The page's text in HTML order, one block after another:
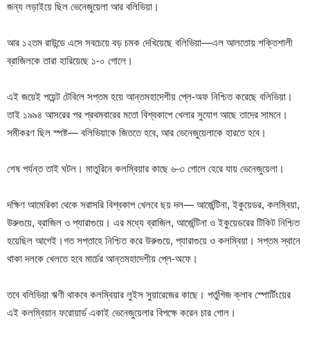
জন্য লড়াইয়ে ছিল ভেনেজুয়েলা আর বলিভিয়া।
আর ১২তম রাউন্ডে এসে সবচেয়ে বড় চমক দেখিয়েছে বলিভিয়া—এল আলতোয় শক্তিশালী
ব্রাজিলকে তারা হারিয়েছে ১-০ গোলে।
এই জয়েই পয়েন্ট টেবিলে সপ্তম হয়ে আন্তমহাদেশীয় প্লে-অফ নিশ্চিত করেছে বলিভিয়া।
তাই ১৯৯৪ আসরের পর প্রথমবারের মতো বিশ্বকাপে খেলার সুযোগ আছে তাদের সামনে।
সমীকরণ ছিল স্পষ্ট— বলিভিয়াকে জিততে হবে, আর ভেনেজুয়েলাকে হারতে হবে।
শেষ পর্যন্ত তাই ঘটল। মাতুরিনে কলম্বিয়ার কাছে ৬-৩ গোলে হেরে যায় ভেনেজুয়েলা।
দক্ষিণ আমেরিকা থেকে সরাসরি বিশ্বকাপ খেলবে ছয় দল— আর্জেন্টিনা, ইকুয়েডর, কলম্বিয়া,
উরুগুয়ে, ব্রাজিল ও প্যারাগুয়ে। এর মধ্যে ব্রাজিল, আর্জেন্টিনা ও ইকুয়েডরের টিকিট নিশ্চিত
হয়েছিল আগেই।গত সপ্তাহে নিশ্চিত করে উরুগুয়ে, প্যারাগুয়ে ও কলম্বিয়া। সপ্তম স্থানে
থাকা দলকে খেলতে হবে মার্চের আন্তমহাদেশীয় প্লে-অফে।
তবে বলিভিয়া ঋণী থাকবে কলম্বিয়ার লুইস সুয়ারেজের কাছে। পর্তুগিজ ক্লাব স্পোর্টিংয়ের
এই কলম্বিয়ান ফরোয়ার্ড একাই ভেনেজুয়েলার বিপক্ষে করেন চার গোল।